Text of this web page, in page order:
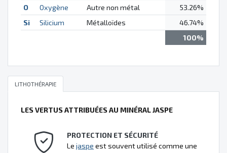
O Oxygène Autre non métal
53.26%
Si
Silicium Métalloïdes
46.74%
100%
LITHOTHÉRAPIE
LES VERTUS ATTRIBUÉES AU MINÉRAL JASPE
PROTECTION ET SÉCURITÉ
Le jaspe est souvent utilisé comme une